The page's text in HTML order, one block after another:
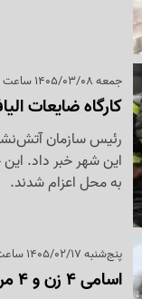
جمعه 1405/03/08 ساعت 19:56
کارگاه ضایعات
رئیس سازمان
این شهر خبر داد.
به محل اعزام شدند.
پنج‌شنبه 1405/02/17 ساعت 21:14
اسامی 4 زن و 4 مرد جان باخته در آتش سوزی مجتمع ارغوان اندیشه اعلام شد